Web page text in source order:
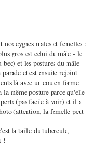
nos cygnes mâles et femelles :
gros est celui du mâle - le
bec) et les postures du mâle
et est ensuite rejoint
là avec un cou en forme
la même posture parce qu'elle
(pas facile à voir) et il a
(attention, la femelle peut
la taille du tubercule,
!